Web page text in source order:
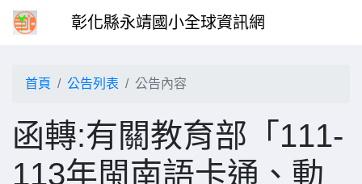
彰化縣永靖國小全球資訊網
首頁 公告列表 公告內容
函轉:有關教育部「111-
113年閩南語卡通、動